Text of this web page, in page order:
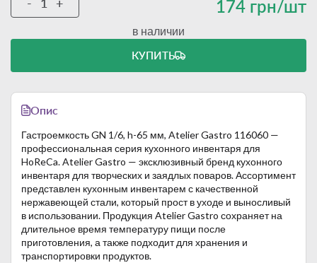
174 грн/шт
в наличии
КУПИТЬ
Опис
Гастроемкость GN 1/6, h-65 мм, Atelier Gastro 116060 —
профессиональная серия кухонного инвентаря для
HoReCa. Atelier Gastro — эксклюзивный бренд кухонного
инвентаря для творческих и заядлых поваров. Ассортимент
представлен кухонным инвентарем с качественной
нержавеющей стали, который прост в уходе и выносливый
в использовании. Продукция Atelier Gastro сохраняет на
длительное время температуру пищи после
приготовления, а также подходит для хранения и
транспортировки продуктов.